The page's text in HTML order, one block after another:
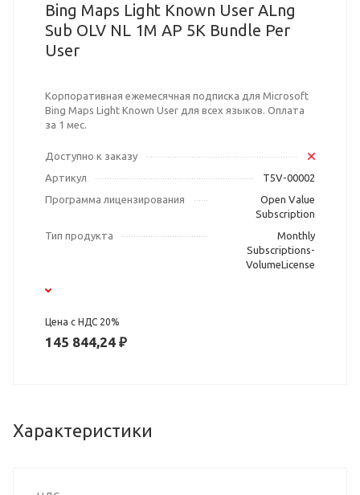
Bing Maps Light Known User ALng
Sub OLV NL 1M AP 5K Bundle Per
User
Корпоративная ежемесячная подписка для Microsoft
Bing Maps Light Known User для всех языков. Оплата
за 1 мес.
Доступно к заказу
Артикул
T5V-00002
Программа лицензирования
Open Value
Subscription
Тип продукта
Monthly
Subscriptions-
VolumeLicense
Цена с НДС 20%
145 844,24 ₽
Характеристики